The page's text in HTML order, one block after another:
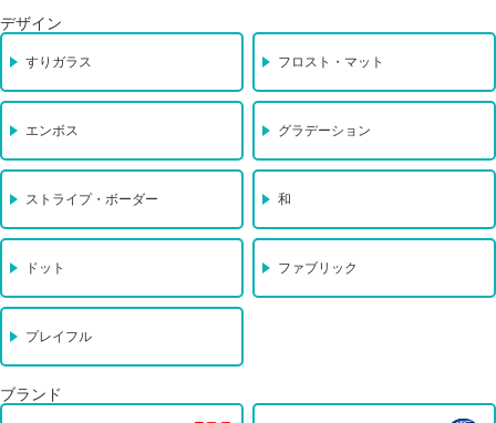
デザイン
すりガラス フロスト・マット
エンボス グラデーション
ストライプ・ボーダー 和
ドット ファブリック
プレイフル
ブランド